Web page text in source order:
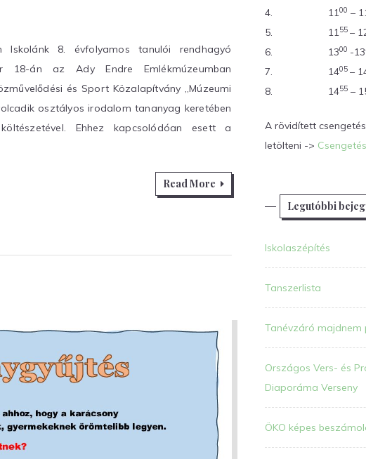
Iskolánk 8. évfolyamos tanulói rendhagyó
18-án az Ady Endre Emlékmúzeumban
és Sport Közalapítvány „Múzeumi
osztályos irodalom tananyag keretében
Ehhez kapcsolódóan esett a
Read More
4.
1100 –
5.
1155 –
6.
1300 -13
7.
1405 –
8.
1455 –
A rövidített
letölteni ->
Legutóbbi
Iskolaszépítés
Tanszerlista
Tanévzáró majdnem
Országos Vers- és
Diaporáma Verseny
ÖKO képes